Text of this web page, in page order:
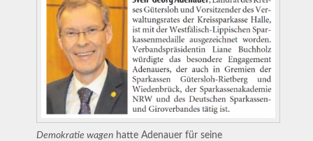
Demokratie wagen hatte Adenauer für seine